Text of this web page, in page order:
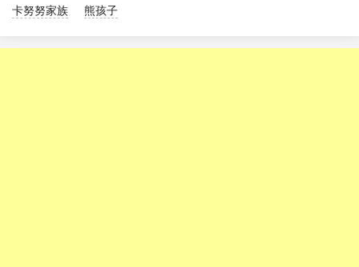
卡努努家族 熊孩子